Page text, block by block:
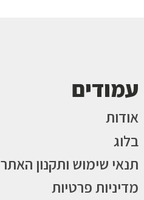
עמודים
אודות
בלוג
תנאי שימוש ותקנון האתר
מדיניות פרטיות